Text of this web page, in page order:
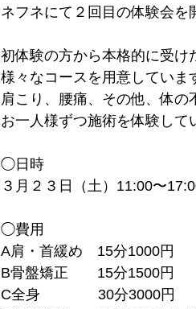
ネフネにて２回目の体験会を
初体験の方から本格的に受け
様々なコースを用意していま
肩こり、腰痛、その他、体の
お一人様ずつ施術を体験して
◯日時
３月２３日（土）11:00〜
◯費用
A肩・首緩め　15分1000円
B骨盤矯正　　15分1500円
C全身　　　　30分3000円